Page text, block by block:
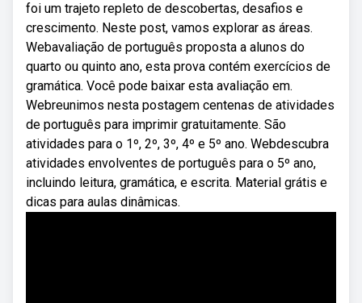
foi um trajeto repleto de descobertas, desafios e
crescimento. Neste post, vamos explorar as áreas.
Webavaliação de português proposta a alunos do
quarto ou quinto ano, esta prova contém exercícios de
gramática. Você pode baixar esta avaliação em.
Webreunimos nesta postagem centenas de atividades
de português para imprimir gratuitamente. São
atividades para o 1º, 2º, 3º, 4º e 5º ano. Webdescubra
atividades envolventes de português para o 5º ano,
incluindo leitura, gramática, e escrita. Material grátis e
dicas para aulas dinâmicas.